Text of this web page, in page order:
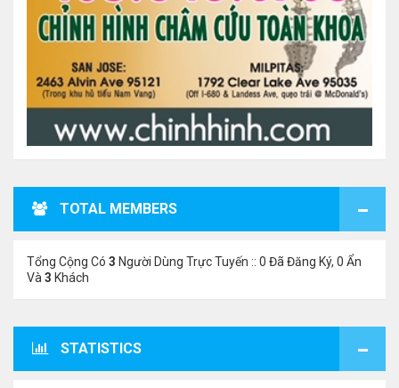
TOTAL MEMBERS
Tổng Cộng Có 3 Người Dùng Trực Tuyến :: 0 Đã Đăng Ký, 0 Ẩn
Và 3 Khách
STATISTICS